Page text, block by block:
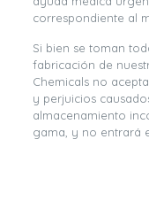
correspondiente al
Si bien se toman
fabricación de
Chemicals no
y perjuicios
almacenamiento
gama, y no entrará